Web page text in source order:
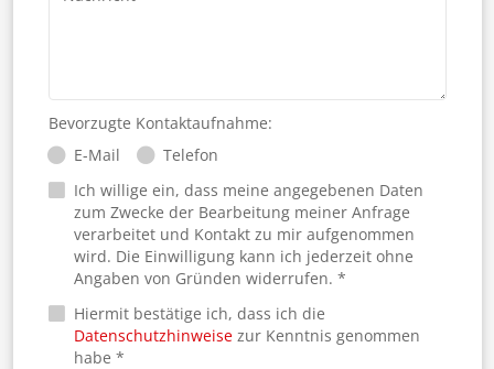
Bevorzugte Kontaktaufnahme:
E-Mail
Telefon
Ich willige ein, dass meine angegebenen Daten
zum Zwecke der Bearbeitung meiner Anfrage
verarbeitet und Kontakt zu mir aufgenommen
wird. Die Einwilligung kann ich jederzeit ohne
Angaben von Gründen widerrufen. *
Hiermit bestätige ich, dass ich die
Datenschutzhinweisezur Kenntnis genommen
habe *